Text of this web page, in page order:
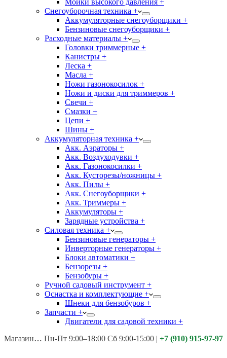
Мойки высокого давления +
Снегоуборочная техника +
Аккумуляторные снегоуборщики +
Бензиновые снегоуборщики +
Расходные материалы +
Головки триммерные +
Канистры +
Леска +
Масла +
Ножи газонокосилок +
Ножи и диски для триммеров +
Свечи +
Смазки +
Цепи +
Шины +
Аккумуляторная техника +
Акк. Аэраторы +
Акк. Воздуходувки +
Акк. Газонокосилки +
Акк. Кусторезы/ножницы +
Акк. Пилы +
Акк. Снегоуборщики +
Акк. Триммеры +
Аккумуляторы +
Зарядные устройства +
Силовая техника +
Бензиновые генераторы +
Инверторные генераторы +
Блоки автоматики +
Бензорезы +
Бензобуры +
Ручной садовый инструмент +
Оснастка и комплектующие +
Шнеки для бензобуров +
Запчасти +
Двигатели для садовой техники +
Магазины: Калуга ул. Московская д.113
Пн-Пт 9:00–18:00 Сб 9:00-15:00 | +7 (910) 915-97-97